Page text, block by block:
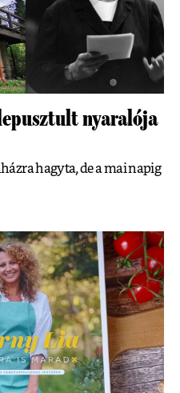
nyaralója
hagyta, de a mai napig